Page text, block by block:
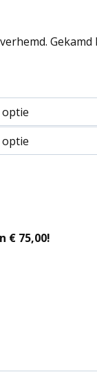
€ 75,00!